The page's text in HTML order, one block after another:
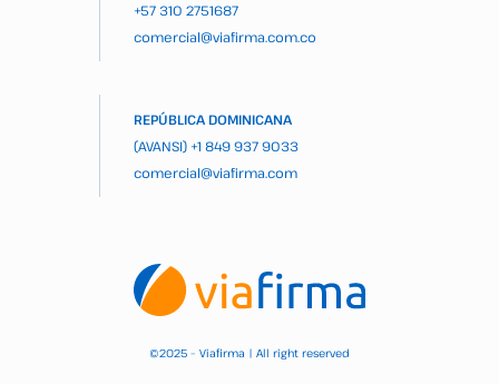
+57 310 2751687
comercial@viafirma.com.co
REPÚBLICA DOMINICANA
(AVANSI) +1 849 937 9033
comercial@viafirma.com
©2025 – Viafirma | All right reserved